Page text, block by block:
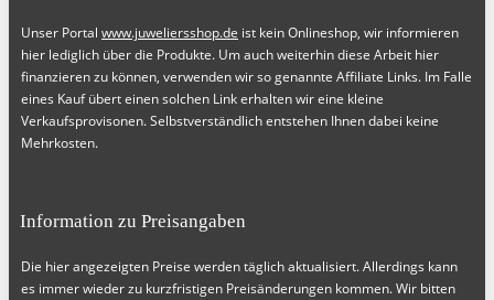
Unser Portal www.juweliersshop.de ist kein Onlineshop, wir informieren
hier lediglich über die Produkte. Um auch weiterhin diese Arbeit hier
finanzieren zu können, verwenden wir so genannte Affiliate Links. Im Falle
eines Kauf übert einen solchen Link erhalten wir eine kleine
Verkaufsprovisonen. Selbstverständlich entstehen Ihnen dabei keine
Mehrkosten.
Information zu Preisangaben
Die hier angezeigten Preise werden täglich aktualisiert. Allerdings kann
es immer wieder zu kurzfristigen Preisänderungen kommen. Wir bitten